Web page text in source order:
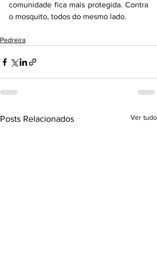
comunidade fica mais protegida. Contra
o mosquito, todos do mesmo lado.
Pedreira
Posts Relacionados Ver tudo